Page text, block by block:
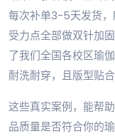
每次补单3-5天发货
受力点全部做双针加
了我们全国各校区瑜
耐洗耐穿，且版型贴
这些真实案例，能帮
品质量是否符合你的